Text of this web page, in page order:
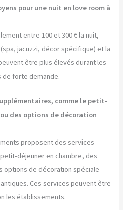
pour une nuit en love room à
entre 100 et 300 € la nuit,
jacuzzi, décor spécifique) et la
être plus élevés durant les
forte demande.
comme le petit-
des options de décoration
proposent des services
déjeuner en chambre, des
options de décoration spéciale
Ces services peuvent être
les établissements.